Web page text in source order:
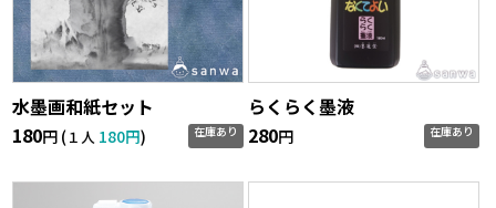
水墨画和紙セット
180円 (１人 180円) 在庫あり
らくらく墨液
280円 在庫あり